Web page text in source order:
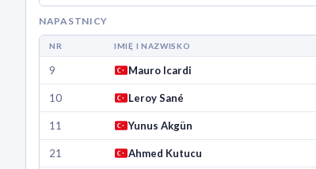
NAPASTNICY
NR IMIĘ I NAZWISKO
9 Mauro Icardi
10 Leroy Sané
11 Yunus Akgün
21 Ahmed Kutucu